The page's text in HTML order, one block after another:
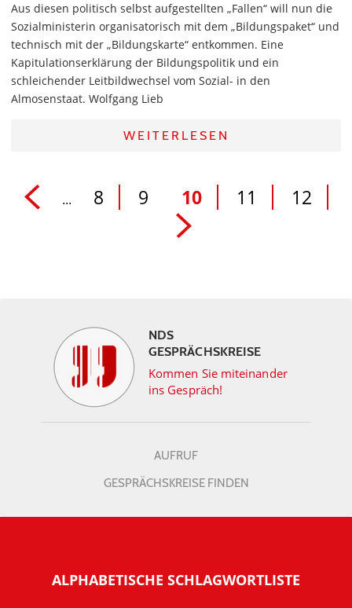
Aus diesen politisch selbst aufgestellten „Fallen“ will nun die
Sozialministerin organisatorisch mit dem „Bildungspaket“ und
technisch mit der „Bildungskarte“ entkommen. Eine
Kapitulationserklärung der Bildungspolitik und ein
schleichender Leitbildwechsel vom Sozial- in den
Almosenstaat. Wolfgang Lieb
WEITERLESEN
... 8 9 10 11 12
NDS
GESPRÄCHSKREISE
Kommen Sie miteinander
ins Gespräch!
AUFRUF
GESPRÄCHSKREISE FINDEN
ALPHABETISCHE SCHLAGWORTLISTE